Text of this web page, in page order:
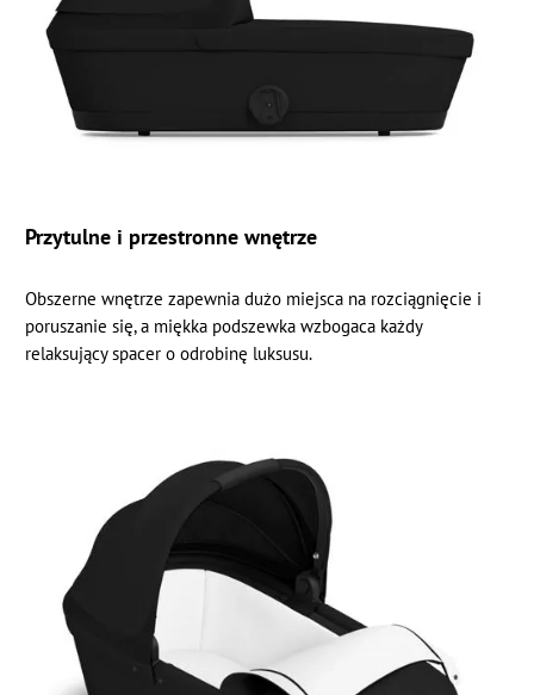
Przytulne i przestronne wnętrze
Obszerne wnętrze zapewnia dużo miejsca na rozciągnięcie i
poruszanie się, a miękka podszewka wzbogaca każdy
relaksujący spacer o odrobinę luksusu.